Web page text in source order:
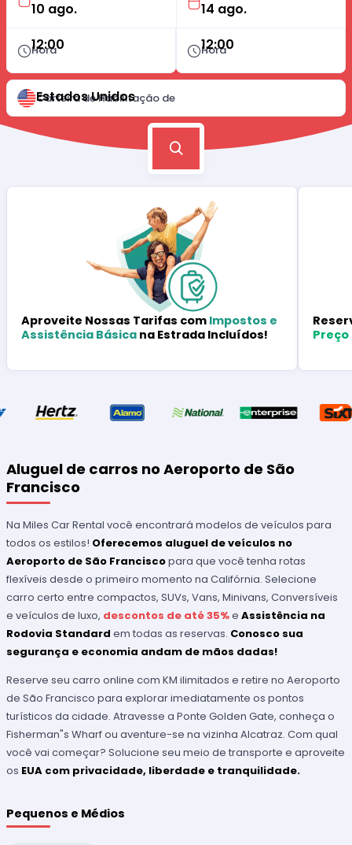
Hora
12:00 Hora
12:00
Carteira de Habilitação de
Estados Unidos
Aproveite Nossas Tarifas com Impostos e
Assistência Básica na Estrada Incluídos!
Preço
Aluguel de carros no Aeroporto de São
Francisco
Na Miles Car Rental você encontrará modelos de veículos para
todos os estilos! Oferecemos aluguel de veículos no
Aeroporto de São Franciscopara que você tenha rotas
flexíveis desde o primeiro momento na Califórnia. Selecione
carro certo entre compactos, SUVs, Vans, Minivans, Conversíveis
e veículos de luxo, descontos de até 35%eAssistência na
Rodovia Standard em todas as reservas. Conosco sua
segurança e economia andam de mãos dadas!
Reserve seu carro online com KM ilimitados e retire no Aeroporto
de São Francisco para explorar imediatamente os pontos
turísticos da cidade. Atravesse a Ponte Golden Gate, conheça o
Fisherman"s Wharf ou aventure-se na vizinha Alcatraz. Com qual
você vai começar? Solucione seu meio de transporte e aproveite
os EUA com privacidade, liberdade e tranquilidade.
Pequenos e Médios